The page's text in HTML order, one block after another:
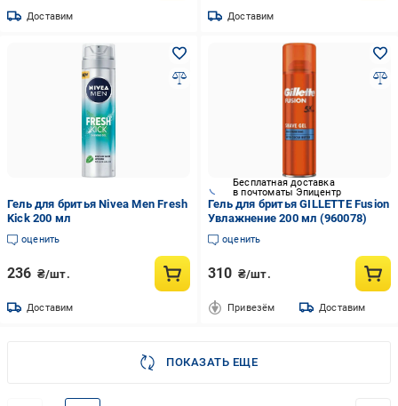
Доставим Доставим
Гель для бритья Nivea Men Fresh
Kick 200 мл
оценить
236 ₴/шт.
Доставим
Бесплатная доставка
в почтоматы Эпицентр
Гель для бритья GILLETTE Fusion
Увлажнение 200 мл (960078)
оценить
310 ₴/шт.
Привезём Доставим
ПОКАЗАТЬ ЕЩЕ